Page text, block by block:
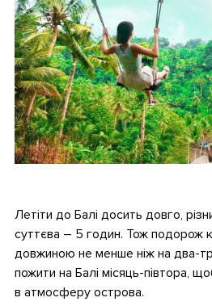
Летіти до Балі досить довго,
суттєва – 5 годин. Тож подорож
довжиною не менше ніж на два-
пожити на Балі місяць-півтора,
в атмосферу острова.